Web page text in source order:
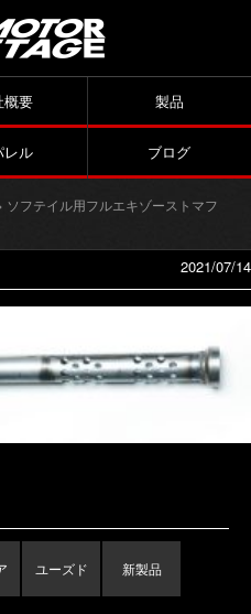
概要 製品
レル ブログ
ソフテイル用フルエキゾーストマフ
2021/07/14
ユーズド 新製品